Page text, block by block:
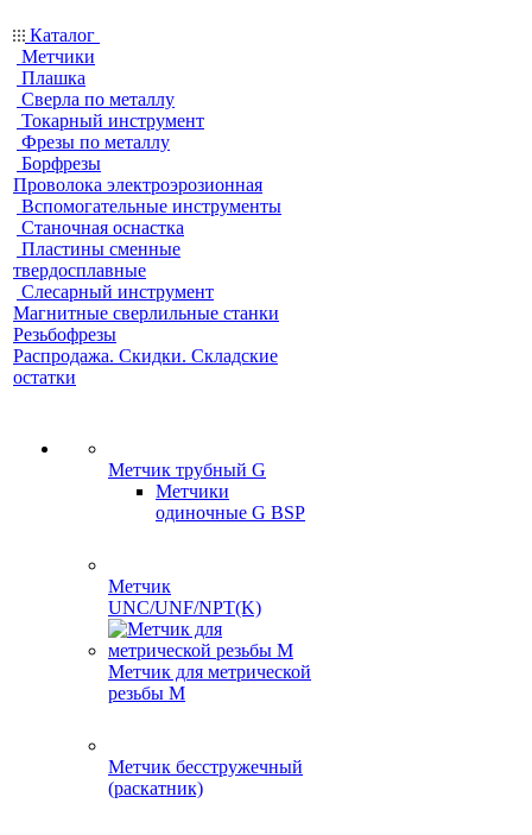
Каталог
Метчики
Плашка
Сверла по металлу
Токарный инструмент
Фрезы по металлу
Борфрезы
Проволока электроэрозионная
Вспомогательные инструменты
Станочная оснастка
Пластины сменные
твердосплавные
Слесарный инструмент
Магнитные сверлильные станки
Резьбофрезы
Распродажа. Скидки. Складские
остатки
Метчик трубный G
Метчики
одиночные G BSP
Метчик
UNC/UNF/NPT(K)
Метчик для метрической
резьбы M
Метчик бесстружечный
(раскатник)